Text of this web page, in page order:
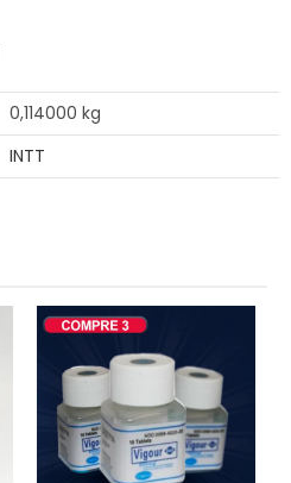
0,114000 kg
INTT